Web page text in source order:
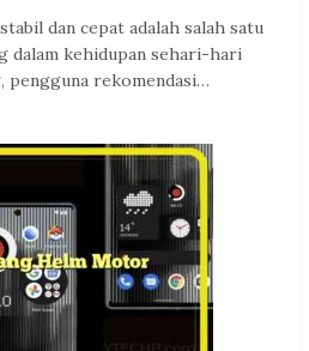
dan cepat adalah salah satu
dalam kehidupan sehari-hari
pengguna rekomendasi…